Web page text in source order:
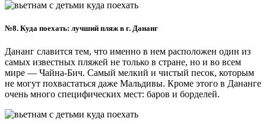
№8. Куда поехать: лучший пляж в г. Дананг
Дананг славится тем, что именно в нем расположен один из
самых известных пляжей не только в стране, но и во всем
мире — Чайна-Бич. Самый мелкий и чистый песок, которым
не могут похвастаться даже Мальдивы. Кроме этого в Дананге
очень много специфических мест: баров и борделей.